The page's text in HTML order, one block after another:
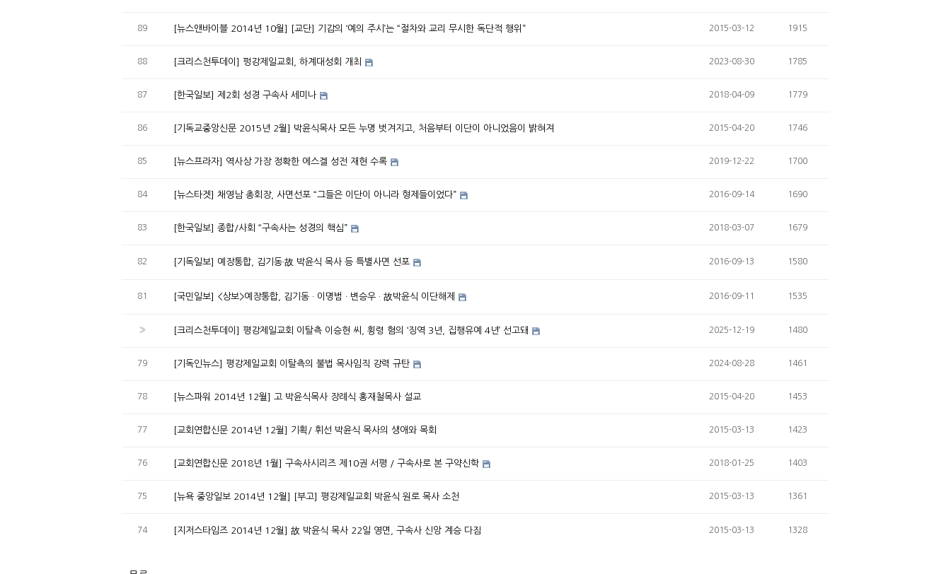
89 [뉴스앤바이블 2014년 10월] [교단] 기감의 ‘예의 주시’는 “절차와 교리 무시한 독단적 행위” 2015-03-12 1915
88 [크리스천투데이] 펑강제일교회, 하계대성회 개최 2023-08-30 1785
87 [한국일보] 제2회 성경 구속사 세미나 2018-04-09 1779
86 [기독교중앙신문 2015년 2월] 박윤식목사 모든 누명 벗겨지고, 처음부터 이단이 아니었음이 밝혀져 2015-04-20 1746
85 [뉴스프라자] 역사상 가장 정확한 에스겔 성전 재현 수록 2019-12-22 1700
84 [뉴스타겟] 채영남 총회장, 사면선포 “그들은 이단이 아니라 형제들이었다” 2016-09-14 1690
83 [한국일보] 종합/사회 “구속사는 성경의 핵심” 2018-03-07 1679
82 [기독일보] 예장통합, 김기동·故 박윤식 목사 등 특별사면 선포 2016-09-13 1580
81 [국민일보] <상보>예장통합, 김기동 · 이명범 · 변승우 · 故박윤식 이단해제 2016-09-11 1535
» [크리스천투데이] 평강제일교회 이탈측 이승현 씨, 횡령 혐의 ‘징역 3년, 집행유예 4년’ 선고돼 2025-12-19 1480
79 [기독인뉴스] 평강제일교회 이탈측의 불법 목사임직 강력 규탄 2024-08-28 1461
78 [뉴스파워 2014년 12월] 고 박윤식목사 장례식 홍재철목사 설교 2015-04-20 1453
77 [교회연합신문 2014년 12월] 기획/ 휘선 박윤식 목사의 생애와 목회 2015-03-13 1423
76 [교회연합신문 2018년 1월] 구속사시리즈 제10권 서평 / 구속사로 본 구약신학 2018-01-25 1403
75 [뉴욕 중앙일보 2014년 12월] [부고] 평강제일교회 박윤식 원로 목사 소천 2015-03-13 1361
74 [지저스타임즈 2014년 12월] 故 박윤식 목사 22일 영면, 구속사 신앙 계승 다짐 2015-03-13 1328